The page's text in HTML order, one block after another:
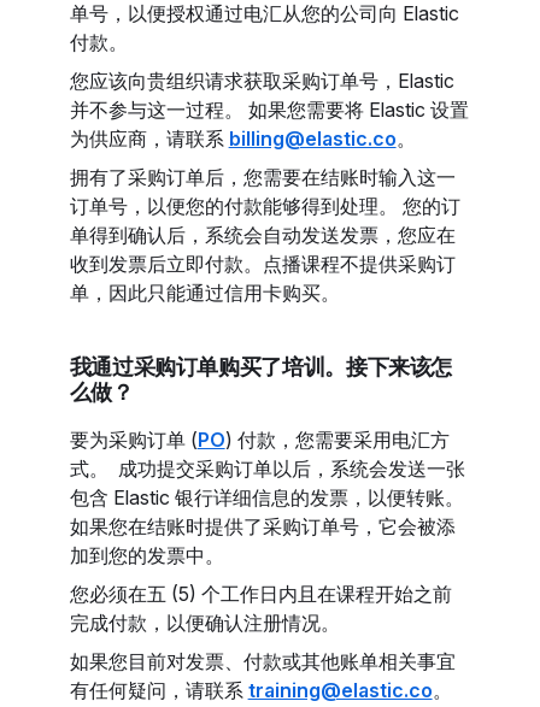
单号，以便授权通过电汇从您的公司向 Elastic
付款。
您应该向贵组织请求获取采购订单号，Elastic
并不参与这一过程。 如果您需要将 Elastic 设置
为供应商，请联系 billing@elastic.co。
拥有了采购订单后，您需要在结账时输入这一
订单号，以便您的付款能够得到处理。 您的订
单得到确认后，系统会自动发送发票，您应在
收到发票后立即付款。点播课程不提供采购订
单，因此只能通过信用卡购买。
我通过采购订单购买了培训。接下来该怎
么做？
要为采购订单 (PO) 付款，您需要采用电汇方
式。 成功提交采购订单以后，系统会发送一张
包含 Elastic 银行详细信息的发票，以便转账。
如果您在结账时提供了采购订单号，它会被添
加到您的发票中。
您必须在五 (5) 个工作日内且在课程开始之前
完成付款，以便确认注册情况。
如果您目前对发票、付款或其他账单相关事宜
有任何疑问，请联系 training@elastic.co。